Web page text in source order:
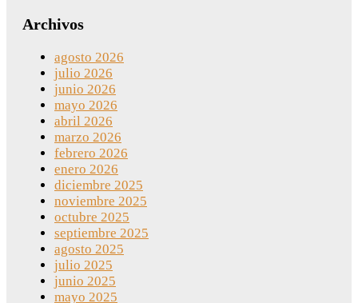
Archivos
agosto 2026
julio 2026
junio 2026
mayo 2026
abril 2026
marzo 2026
febrero 2026
enero 2026
diciembre 2025
noviembre 2025
octubre 2025
septiembre 2025
agosto 2025
julio 2025
junio 2025
mayo 2025